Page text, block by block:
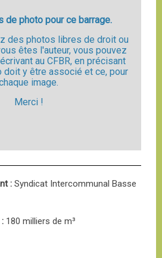
de photo pour ce barrage.
des photos libres de droit ou
êtes l'auteur, vous pouvez
au CFBR, en précisant
doit y être associé et ce, pour
image.
Merci !
: Syndicat Intercommunal Basse
180 milliers de m³